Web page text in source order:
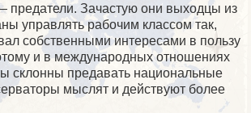
предатели. Зачастую они выходцы из
управлять рабочим классом так,
собственными интересами в пользу
и в международных отношениях
склонны предавать национальные
мыслят и действуют более